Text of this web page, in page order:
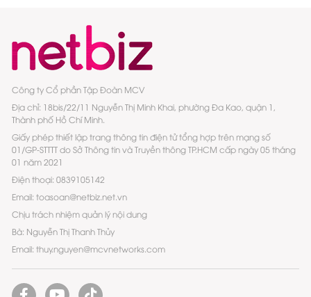
Công ty Cổ phần Tập Đoàn MCV
Địa chỉ: 18bis/22/11 Nguyễn Thị Minh Khai, phường Đa Kao, quận 1,
Thành phố Hồ Chí Minh.
Giấy phép thiết lập trang thông tin điện tử tổng hợp trên mạng số
01/GP-STTTT do Sở Thông tin và Truyền thông TP.HCM cấp ngày 05 tháng
01 năm 2021
Điện thoại: 0839105142
Email: toasoan@netbiz.net.vn
Chịu trách nhiệm quản lý nội dung
Bà: Nguyễn Thị Thanh Thủy
Email: thuy.nguyen@mcvnetworks.com